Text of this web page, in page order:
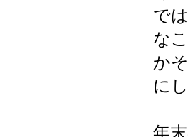
で
な
か
に
年